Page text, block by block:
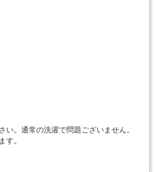
い。通常の洗濯で問題ございません。
す。